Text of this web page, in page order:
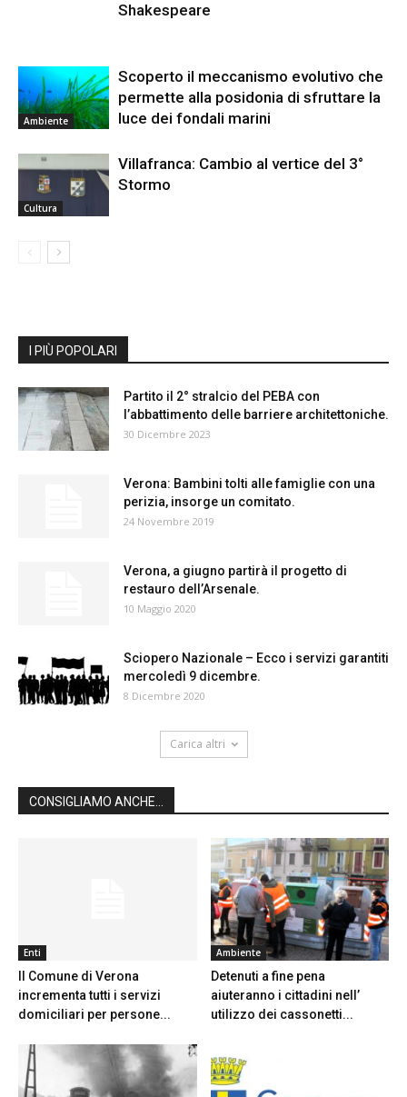
Shakespeare
Ambiente
Scoperto il meccanismo evolutivo che
permette alla posidonia di sfruttare la
luce dei fondali marini
Cultura
Villafranca: Cambio al vertice del 3°
Stormo
I PIÙ POPOLARI
Partito il 2° stralcio del PEBA con
l’abbattimento delle barriere architettoniche.
30 Dicembre 2023
Verona: Bambini tolti alle famiglie con una
perizia, insorge un comitato.
24 Novembre 2019
Verona, a giugno partirà il progetto di
restauro dell’Arsenale.
10 Maggio 2020
Sciopero Nazionale – Ecco i servizi garantiti
mercoledì 9 dicembre.
8 Dicembre 2020
Carica altri
CONSIGLIAMO ANCHE...
Enti
Il Comune di Verona
incrementa tutti i servizi
domiciliari per persone...
Ambiente
Detenuti a fine pena
aiuteranno i cittadini nell’
utilizzo dei cassonetti...